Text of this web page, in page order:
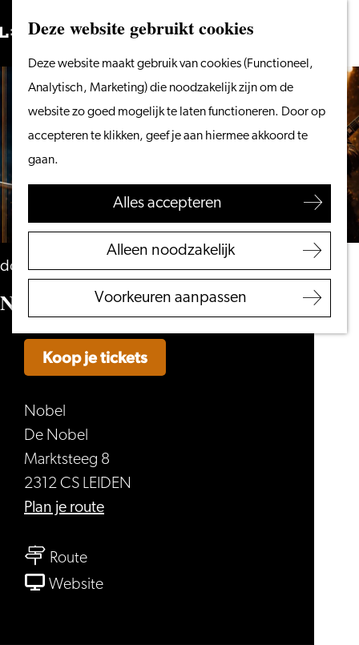
Deze website gebruikt cookies
Deze website maakt gebruik van cookies (Functioneel,
Analytisch, Marketing) die noodzakelijk zijn om de
website zo goed mogelijk te laten functioneren. Door op
accepteren te klikken, geef je aan hiermee akkoord te
gaan.
Alles accepteren
Alleen noodzakelijk
Voorkeuren aanpassen
Ga
naar
homepage
Menu
ZoekenVanaf het water
wandelen
Winkelen
Eten & drinken
Met kinderen
VVV Leiden
Bereikbaarheid
Regio Leiden
Zoeken
donderdag 25 februari 2027
Nashville's Country Café
Nobel
De Nobel
Marktsteeg 8
2312 CS LEIDEN
Plan je routenaar
Routenaar
Nashville's
Websitevan
Koop je tickets